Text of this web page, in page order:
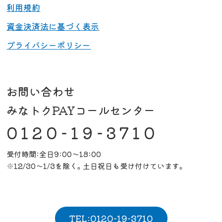
お問い合わせ
みなトクPAYコールセンター
0120-19-3710
受付時間:全日9:00～18:00
※12/30～1/3を除く。土日祝日も受け付けています。
利用規約
資金決済法に基づく表示
プライバシーポリシー
TEL:0120-19-3710